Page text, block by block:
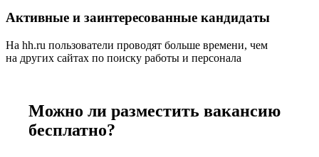
Активные и заинтересованные кандидаты
На hh.ru пользователи проводят больше времени, чем
на других сайтах по поиску работы и персонала
Можно ли разместить вакансию
бесплатно?